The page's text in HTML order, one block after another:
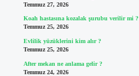
Temmuz 27, 2026
Koah hastasına kozalak şurubu verilir mi ?
Temmuz 25, 2026
Evlilik yüzüklerini kim alır ?
Temmuz 25, 2026
After mekan ne anlama gelir ?
Temmuz 24, 2026